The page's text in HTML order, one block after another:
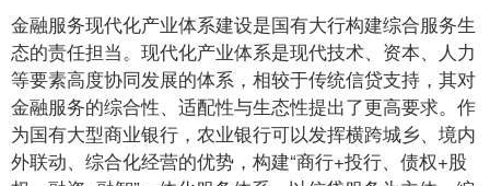
金融服务现代化产业体系建设是国有大行构建综合服务生
态的责任担当。现代化产业体系是现代技术、资本、人力
等要素高度协同发展的体系，相较于传统信贷支持，其对
金融服务的综合性、适配性与生态性提出了更高要求。作
为国有大型商业银行，农业银行可以发挥横跨城乡、境内
外联动、综合化经营的优势，构建“商行+投行、债权+股